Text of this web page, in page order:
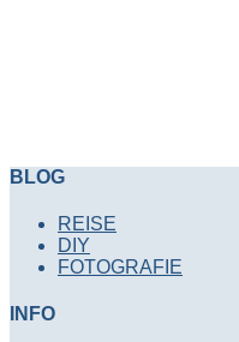
BLOG
REISE
DIY
FOTOGRAFIE
INFO